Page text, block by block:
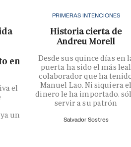
en
el
un
PRIMERAS INTENCIONES
Historia cierta de
Andreu Morell
Desde sus quince días en
puerta ha sido el más leal
colaborador que ha
Manuel Lao. Ni siquiera
dinero le ha importado,
servir a su patrón
Salvador Sostres